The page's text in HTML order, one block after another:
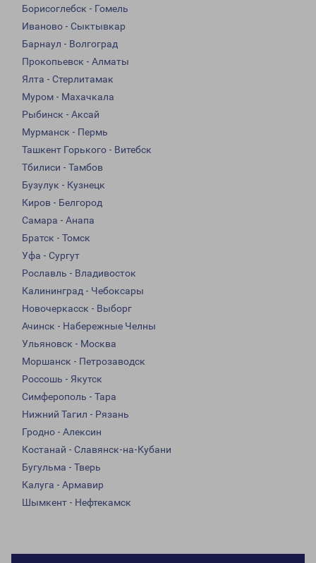
Борисоглебск - Гомель
Иваново - Сыктывкар
Барнаул - Волгоград
Прокопьевск - Алматы
Ялта - Стерлитамак
Муром - Махачкала
Рыбинск - Аксай
Мурманск - Пермь
Ташкент Горького - Витебск
Тбилиси - Тамбов
Бузулук - Кузнецк
Киров - Белгород
Самара - Анапа
Братск - Томск
Уфа - Сургут
Рославль - Владивосток
Калининград - Чебоксары
Новочеркасск - Выборг
Ачинск - Набережные Челны
Ульяновск - Москва
Моршанск - Петрозаводск
Россошь - Якутск
Симферополь - Тара
Нижний Тагил - Рязань
Гродно - Алексин
Костанай - Славянск-на-Кубани
Бугульма - Тверь
Калуга - Армавир
Шымкент - Нефтекамск